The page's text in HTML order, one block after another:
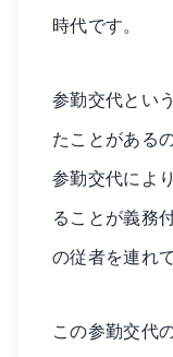
時代です。
参勤交代とい
たことがある
参勤交代によ
ることが義務
の従者を連れ
この参勤交代